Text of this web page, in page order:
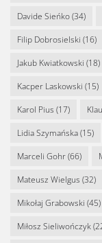
Davide Sieńko(34)
Filip Dobrosielski (16)
Jakub Kwiatkowski (18)
Kacper Laskowski (15)
Karol Pius (17)
Lidia Szymańska(15)
Marceli Gohr(66)
Mateusz Wielgus (32)
Mikołaj Grabowski (45)
Miłosz Sieliwończyk